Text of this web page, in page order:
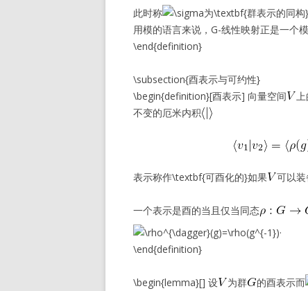
此时称
为\textbf{群表示的同构}
用模的语言来说，G-线性映射正是一个模
\end{definition}
\subsection{酉表示与可约性}
\begin{definition}[酉表示] 向量空间
不变的厄米内积
表示称作\textbf{可酉化的}如果 可以装
一个表示是酉的当且仅当同态
.
\end{definition}
\begin{lemma}[] 设 为群 的酉表示而